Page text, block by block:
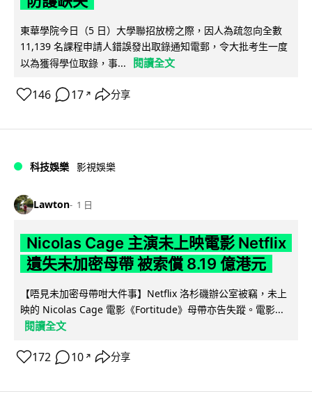
東華學院今日（5 日）大學聯招放榜之際，因人為疏忽向全數
11,139 名課程申請人錯誤發出取錄通知電郵，令大批考生一度
以為獲得學位取錄，事...
閱讀全文
146 17 ↗ 分享
科技娛樂 影視娛樂
Lawton 1 日
Nicolas Cage 主演未上映電影 Netflix
遺失未加密母帶 被索償 8.19 億港元
【唔見未加密母帶咁大件事】Netflix 洛杉磯辦公室被竊，未上
映的 Nicolas Cage 電影《Fortitude》母帶亦告失蹤。電影...
閱讀全文
172 10 ↗ 分享